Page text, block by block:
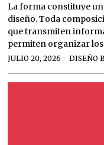
La forma constituye
diseño. Toda
que transmiten
permiten organizar los
JULIO 20, 2026 DISEÑO